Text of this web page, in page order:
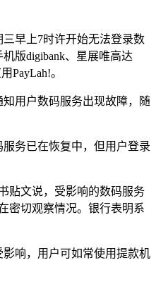
早上7时许开始无法登录数
版digibank、星展唯高达
PayLah!。
用户数码服务出现故障，随
务已在恢复中，但用户登录
贴文说，受影响的数码服务
密切观察情况。银行表明系
响，用户可如常使用提款机